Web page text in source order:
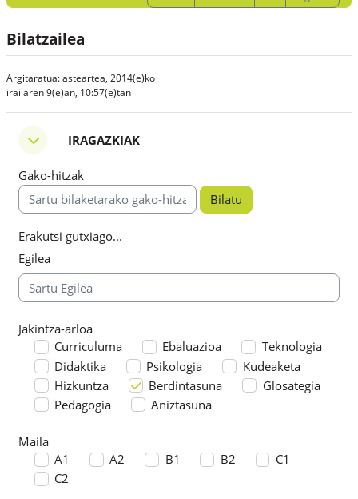
Bilatzailea
Argitaratua: asteartea, 2014(e)ko
irailaren 9(e)an, 10:57(e)tan
Iragazkiak
IragazkiakIRAGAZKIAK
Gako-hitzak
Gako-hitzak
Erakutsi gutxiago...
Egilea
Jakintza-arloa
Jakintza-arloa
Curriculuma Ebaluazioa
Teknologia
Didaktika
Psikologia
Kudeaketa
Hizkuntza
Berdintasuna
Glosategia
Pedagogia
Aniztasuna
Maila
MailaA1 A2 B1 B2
C1
C2